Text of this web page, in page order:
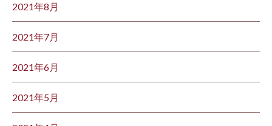
2021年8月
2021年7月
2021年6月
2021年5月